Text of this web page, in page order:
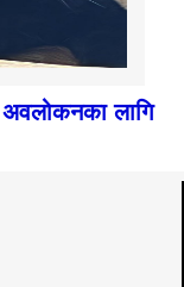
अवलोकनका लागि